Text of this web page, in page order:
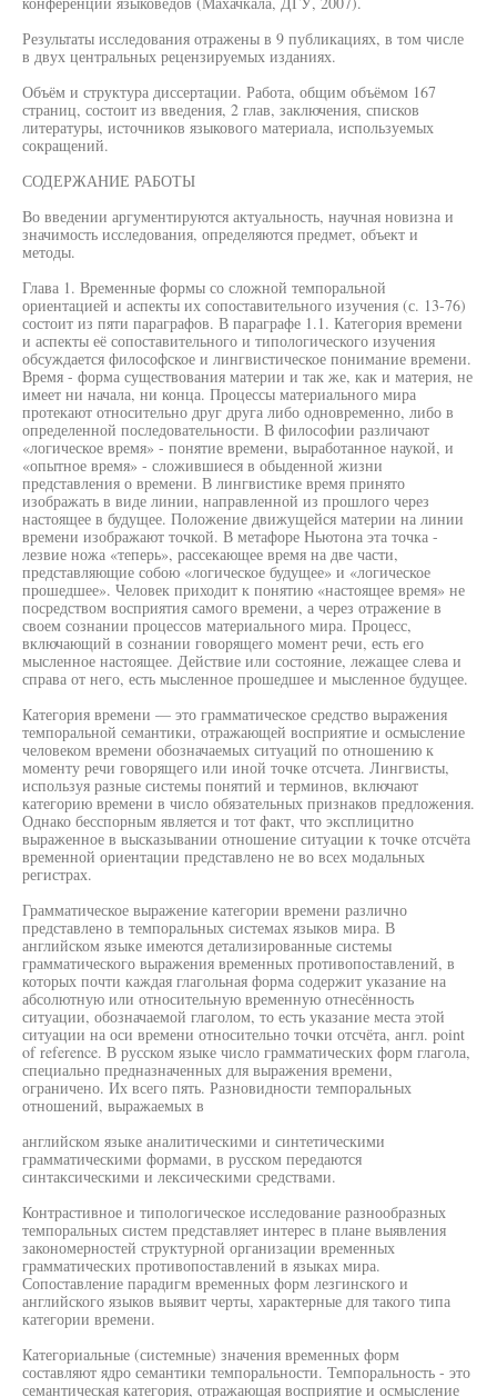
Результаты исследования отражены в 9 публикациях, в том числе
в двух центральных рецензируемых изданиях.
Объём и структура диссертации. Работа, общим объёмом 167
страниц, состоит из введения, 2 глав, заключения, списков
литературы, источников языкового материала, используемых
сокращений.
СОДЕРЖАНИЕ РАБОТЫ
Во введении аргументируются актуальность, научная новизна и
значимость исследования, определяются предмет, объект и
методы.
Глава 1. Временные формы со сложной темпоральной
ориентацией и аспекты их сопоставительного изучения (с. 13-76)
состоит из пяти параграфов. В параграфе 1.1. Категория времени
и аспекты её сопоставительного и типологического изучения
обсуждается философское и лингвистическое понимание времени.
Время - форма существования материи и так же, как и материя, не
имеет ни начала, ни конца. Процессы материального мира
протекают относительно друг друга либо одновременно, либо в
определенной последовательности. В философии различают
«логическое время» - понятие времени, выработанное наукой, и
«опытное время» - сложившиеся в обыденной жизни
представления о времени. В лингвистике время принято
изображать в виде линии, направленной из прошлого через
настоящее в будущее. Положение движущейся материи на линии
времени изображают точкой. В метафоре Ньютона эта точка -
лезвие ножа «теперь», рассекающее время на две части,
представляющие собою «логическое будущее» и «логическое
прошедшее». Человек приходит к понятию «настоящее время» не
посредством восприятия самого времени, а через отражение в
своем сознании процессов материального мира. Процесс,
включающий в сознании говорящего момент речи, есть его
мысленное настоящее. Действие или состояние, лежащее слева и
справа от него, есть мысленное прошедшее и мысленное будущее.
Категория времени — это грамматическое средство выражения
темпоральной семантики, отражающей восприятие и осмысление
человеком времени обозначаемых ситуаций по отношению к
моменту речи говорящего или иной точке отсчета. Лингвисты,
используя разные системы понятий и терминов, включают
категорию времени в число обязательных признаков предложения.
Однако бесспорным является и тот факт, что эксплицитно
выраженное в высказывании отношение ситуации к точке отсчёта
временной ориентации представлено не во всех модальных
регистрах.
Грамматическое выражение категории времени различно
представлено в темпоральных системах языков мира. В
английском языке имеются детализированные системы
грамматического выражения временных противопоставлений, в
которых почти каждая глагольная форма содержит указание на
абсолютную или относительную временную отнесённость
ситуации, обозначаемой глаголом, то есть указание места этой
ситуации на оси времени относительно точки отсчёта, англ. point
of reference. В русском языке число грамматических форм глагола,
специально предназначенных для выражения времени,
ограничено. Их всего пять. Разновидности темпоральных
отношений, выражаемых в
английском языке аналитическими и синтетическими
грамматическими формами, в русском передаются
синтаксическими и лексическими средствами.
Контрастивное и типологическое исследование разнообразных
темпоральных систем представляет интерес в плане выявления
закономерностей структурной организации временных
грамматических противопоставлений в языках мира.
Сопоставление парадигм временных форм лезгинского и
английского языков выявит черты, характерные для такого типа
категории времени.
Категориальные (системные) значения временных форм
составляют ядро семантики темпоральности. Темпоральность - это
семантическая категория, отражающая восприятие и осмысление